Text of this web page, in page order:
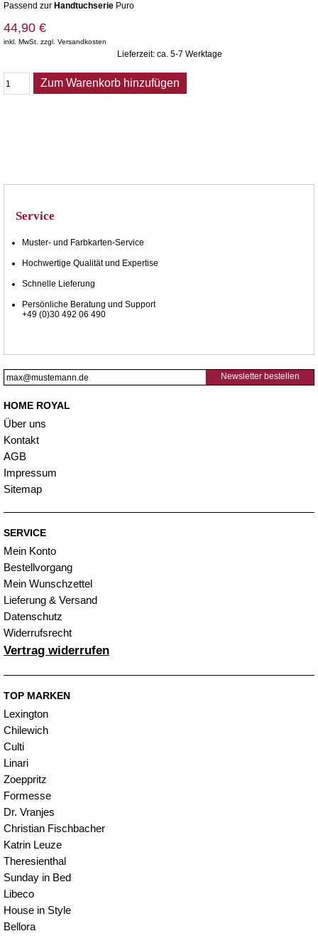
Passend zur Handtuchserie Puro
44,90 €
inkl. MwSt. zzgl. Versandkosten
Lieferzeit: ca. 5-7 Werktage
Zum Warenkorb hinzufügen
Service
Muster- und Farbkarten-Service
Hochwertige Qualität und Expertise
Schnelle Lieferung
Persönliche Beratung und Support
+49 (0)30 492 06 490
Newsletter bestellen
HOME ROYAL
Über uns
Kontakt
AGB
Impressum
Sitemap
SERVICE
Mein Konto
Bestellvorgang
Mein Wunschzettel
Lieferung & Versand
Datenschutz
Widerrufsrecht
Vertrag widerrufen
TOP MARKEN
Lexington
Chilewich
Culti
Linari
Zoeppritz
Formesse
Dr. Vranjes
Christian Fischbacher
Katrin Leuze
Theresienthal
Sunday in Bed
Libeco
House in Style
Bellora